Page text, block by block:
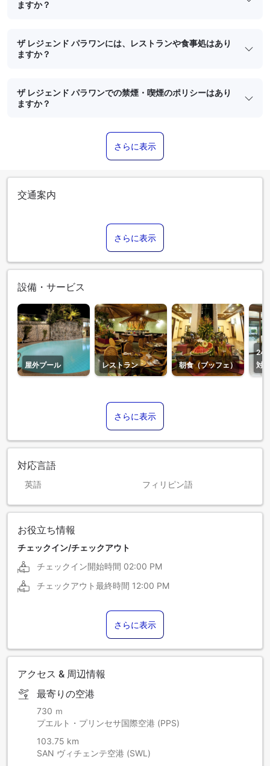
ますか？
ザ レジェンド パラワンには、レストランや食事処はあり
ますか？
ザ レジェンド パラワンでの禁煙・喫煙のポリシーはあり
ますか？
さらに表示
交通案内
さらに表示
設備・サービス
屋外プール レストラン 朝食（ブッフェ）
24
対応
さらに表示
対応言語
英語 フィリピン語
お役立ち情報
チェックイン/チェックアウト
チェックイン開始時間 02:00 PM
チェックアウト最終時間 12:00 PM
さらに表示
アクセス & 周辺情報
最寄りの空港
730 ｍ
プエルト・プリンセサ国際空港 (PPS)
103.75 km
SAN ヴィチェンテ空港 (SWL)